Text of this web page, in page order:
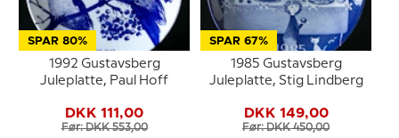
SPAR 80%
1992 Gustavsberg
Juleplatte, Paul Hoff
DKK 111,00
Før: DKK 553,00
SPAR 67%
1985 Gustavsberg
Juleplatte, Stig Lindberg
DKK 149,00
Før: DKK 450,00